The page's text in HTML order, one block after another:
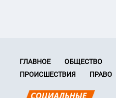
ГЛАВНОЕ ОБЩЕСТВО
ПРОИСШЕСТВИЯ
ПРАВО